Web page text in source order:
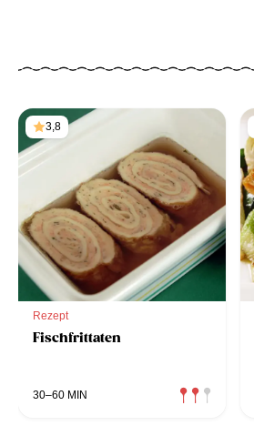
3,8
Rezept
Fischfrittaten
30–60 MIN